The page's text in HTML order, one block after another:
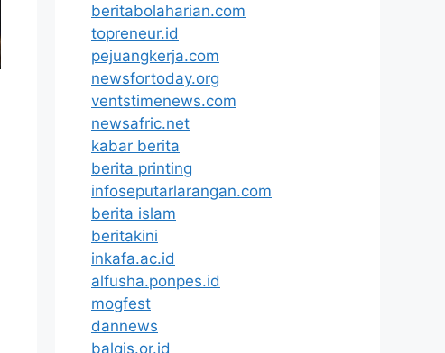
beritabolaharian.com
topreneur.id
pejuangkerja.com
newsfortoday.org
ventstimenews.com
newsafric.net
kabar berita
berita printing
infoseputarlarangan.com
berita islam
beritakini
inkafa.ac.id
alfusha.ponpes.id
mogfest
dannews
balqis.or.id